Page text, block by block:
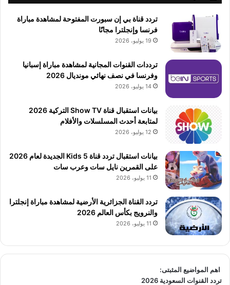
تردد قناة بي إن سبورت المفتوحة لمشاهدة مباراة
فرنسا وإنجلترا مجانًا
19 يوليو، 2026
ترددات القنوات المجانية لمشاهدة مباراة إسبانيا
وفرنسا في نصف نهائي مونديال 2026
14 يوليو، 2026
بيانات استقبال قناة Show TV التركية 2026
لمتابعة أحدث المسلسلات والأفلام
12 يوليو، 2026
بيانات استقبال تردد قناة 5 Kids الجديدة لعام 2026
على القمرين نايل سات وعرب سات
11 يوليو، 2026
تردد القناة الجزائرية الأرضية لمشاهدة مباراة إنجلترا
والنرويج بكأس العالم 2026
11 يوليو، 2026
اهم المواضيع المثبتى:
تردد القنوات السعودية 2026